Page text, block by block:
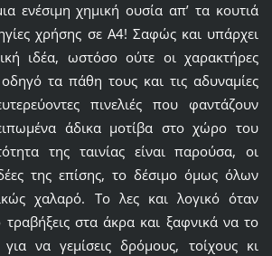
ενέσιμη χημική ουσία απ’ τα κουτιά
χρήσης σε Α4! Σαφώς και υπάρχει
ιδέα, ωστόσο ούτε οι χαρακτήρες
τα πάθη τους και τις αδυναμίες
πινελιές που φαντάζουν
άδικα μοτίβα στο χώρο του
της ταινίας είναι παρούσα, οι
της επίσης, το δέσιμο όμως όλων
χαλαρό. Το λες και λογικό όταν
τραβήξεις στα άκρα και ξαφνικά να το
να γεμίσεις δρόμους, τοίχους κι